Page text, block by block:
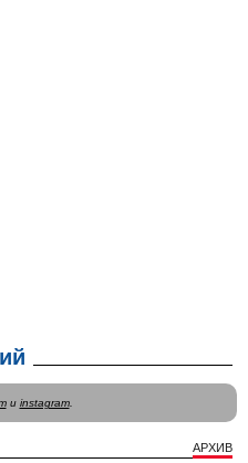
и instagram.
АРХИВ